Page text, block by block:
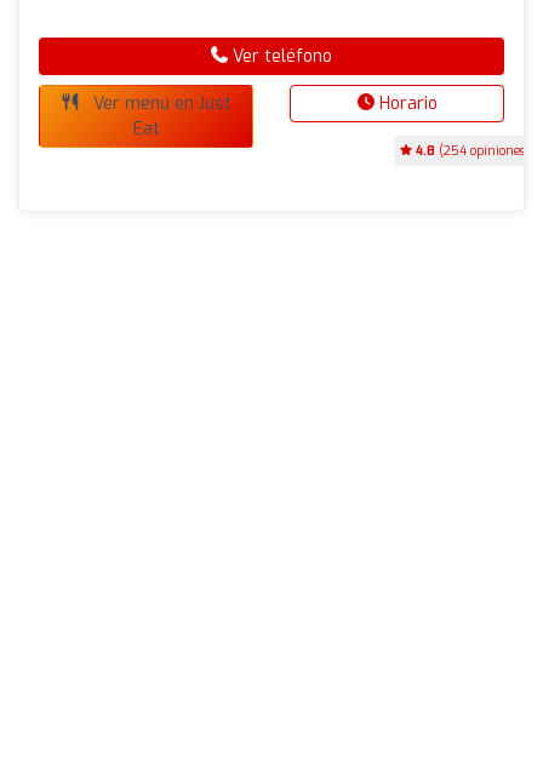
4.8 (254 opiniones)
Ver teléfono
Ver menú en Just
Eat
Horario